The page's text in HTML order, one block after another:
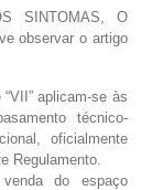
SINTOMAS, O
observar o artigo
“VII” aplicam-se às
técnico-
oficialmente
Regulamento.
do espaço